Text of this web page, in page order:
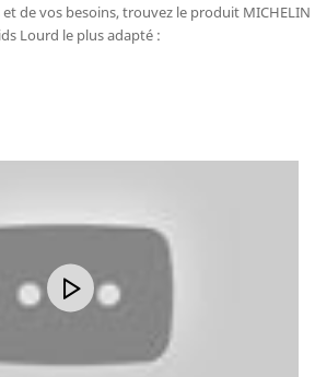
de vos besoins, trouvez le produit MICHELIN
Lourd le plus adapté :